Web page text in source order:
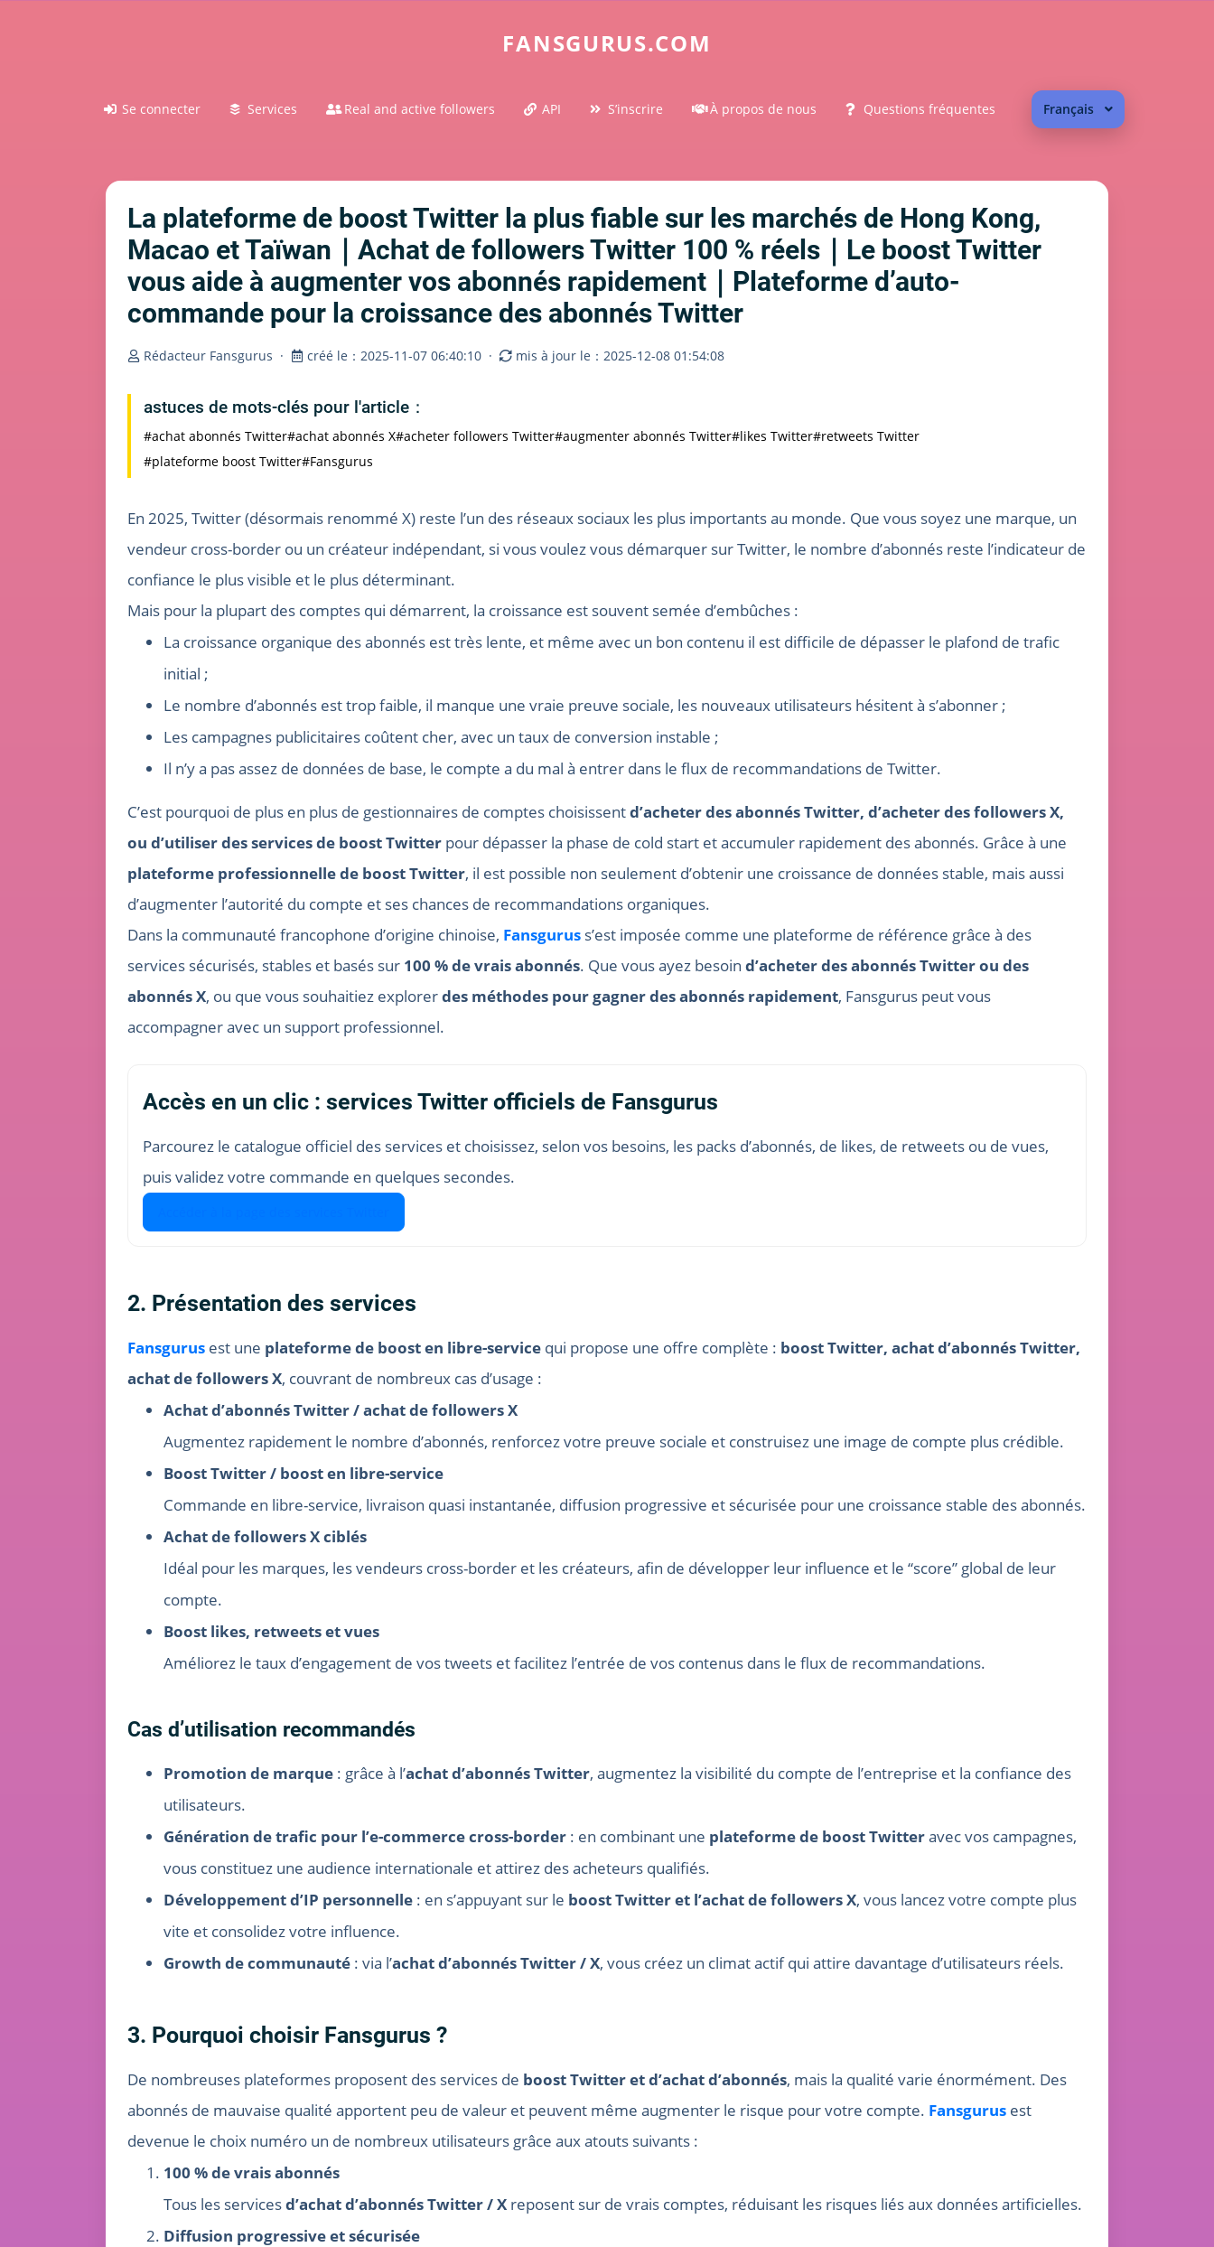
FANSGURUS.COM
Se connecter Services Real and active followers API S’inscrire À propos de nous Questions fréquentes Français
La plateforme de boost Twitter la plus fiable sur les marchés de Hong Kong,
Macao et Taïwan｜Achat de followers Twitter 100 % réels｜Le boost Twitter
vous aide à augmenter vos abonnés rapidement｜Plateforme d’auto-
commande pour la croissance des abonnés Twitter
Rédacteur Fansgurus · créé le：2025-11-07 06:40:10 · mis à jour le：2025-12-08 01:54:08
astuces de mots-clés pour l'article：
#achat abonnés Twitter#achat abonnés X#acheter followers Twitter#augmenter abonnés Twitter#likes Twitter#retweets Twitter
#plateforme boost Twitter#Fansgurus
En 2025, Twitter (désormais renommé X) reste l’un des réseaux sociaux les plus importants au monde. Que vous soyez une marque, un
vendeur cross-border ou un créateur indépendant, si vous voulez vous démarquer sur Twitter, le nombre d’abonnés reste l’indicateur de
confiance le plus visible et le plus déterminant.
Mais pour la plupart des comptes qui démarrent, la croissance est souvent semée d’embûches :
La croissance organique des abonnés est très lente, et même avec un bon contenu il est difficile de dépasser le plafond de trafic
initial ;
Le nombre d’abonnés est trop faible, il manque une vraie preuve sociale, les nouveaux utilisateurs hésitent à s’abonner ;
Les campagnes publicitaires coûtent cher, avec un taux de conversion instable ;
Il n’y a pas assez de données de base, le compte a du mal à entrer dans le flux de recommandations de Twitter.
C’est pourquoi de plus en plus de gestionnaires de comptes choisissentd’acheter des abonnés Twitter, d’acheter des followers X,
ou d’utiliser des services de boost Twitter pour dépasser la phase de cold start et accumuler rapidement des abonnés. Grâce à une
plateforme professionnelle de boost Twitter, il est possible non seulement d’obtenir une croissance de données stable, mais aussi
d’augmenter l’autorité du compte et ses chances de recommandations organiques.
Dans la communauté francophone d’origine chinoise, Fansgurus s’est imposée comme une plateforme de référence grâce à des
services sécurisés, stables et basés sur 100 % de vrais abonnés. Que vous ayez besoin d’acheter des abonnés Twitter ou des
abonnés X, ou que vous souhaitiez explorerdes méthodes pour gagner des abonnés rapidement, Fansgurus peut vous
accompagner avec un support professionnel.
Accès en un clic : services Twitter officiels de Fansgurus
Parcourez le catalogue officiel des services et choisissez, selon vos besoins, les packs d’abonnés, de likes, de retweets ou de vues,
puis validez votre commande en quelques secondes.
2. Présentation des services
Fansgurus est une plateforme de boost en libre-service qui propose une offre complète : boost Twitter, achat d’abonnés Twitter,
achat de followers X, couvrant de nombreux cas d’usage :
Achat d’abonnés Twitter / achat de followers X
Augmentez rapidement le nombre d’abonnés, renforcez votre preuve sociale et construisez une image de compte plus crédible.
Boost Twitter / boost en libre-service
Commande en libre-service, livraison quasi instantanée, diffusion progressive et sécurisée pour une croissance stable des abonnés.
Achat de followers X ciblés
Idéal pour les marques, les vendeurs cross-border et les créateurs, afin de développer leur influence et le “score” global de leur
compte.
Boost likes, retweets et vues
Améliorez le taux d’engagement de vos tweets et facilitez l’entrée de vos contenus dans le flux de recommandations.
Cas d’utilisation recommandés
Promotion de marque : grâce à l’achat d’abonnés Twitter, augmentez la visibilité du compte de l’entreprise et la confiance des
utilisateurs.
Génération de trafic pour l’e-commerce cross-border : en combinant une plateforme de boost Twitteravec vos campagnes,
vous constituez une audience internationale et attirez des acheteurs qualifiés.
Développement d’IP personnelle : en s’appuyant sur le boost Twitter et l’achat de followers X, vous lancez votre compte plus
vite et consolidez votre influence.
Growth de communauté : via l’achat d’abonnés Twitter / X, vous créez un climat actif qui attire davantage d’utilisateurs réels.
3. Pourquoi choisir Fansgurus ?
De nombreuses plateformes proposent des services de boost Twitter et d’achat d’abonnés, mais la qualité varie énormément. Des
abonnés de mauvaise qualité apportent peu de valeur et peuvent même augmenter le risque pour votre compte. Fansgurus est
devenue le choix numéro un de nombreux utilisateurs grâce aux atouts suivants :
100 % de vrais abonnés
Tous les servicesd’achat d’abonnés Twitter / X reposent sur de vrais comptes, réduisant les risques liés aux données artificielles.
Diffusion progressive et sécurisée